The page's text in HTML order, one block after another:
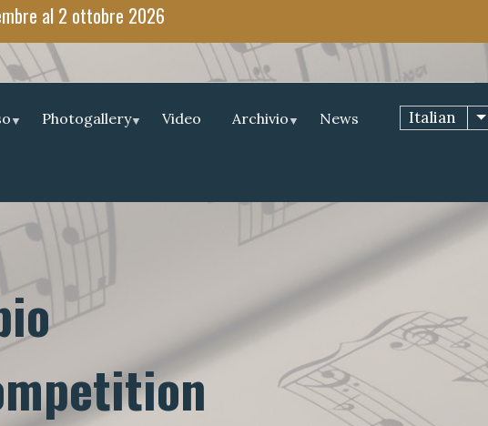
al 2 ottobre 2026
Italian
Photogallery Video Archivio News